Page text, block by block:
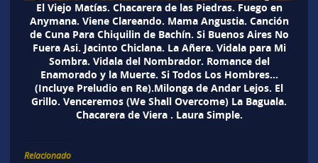
El Viejo Matías. Chacarera de las Piedras. Fuego en
Anymana. Viene Clareando. Mama Angustia. Canción
de Cuna Para Chiquilin de Bachín. Si Buenos Aires No
Fuera Asi. Jacinto Chiclana. La Añera. Vidala para Mi
Sombra. Vidala del Nombrador. Romance del
Enamorado y la Muerte. Si Todos Los Hombres…
(Incluye Preludio en Re).Milonga de Andar Lejos. El
Grillo. Venceremos (We Shall Overcome) La Baguala.
Chacarera de Viera . Laura Simple.
Relacionado